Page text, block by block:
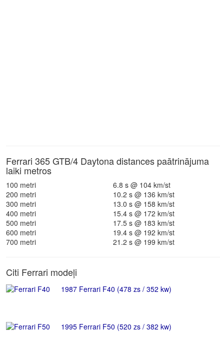
Ferrari 365 GTB/4 Daytona distances paātrinājuma
laiki metros
100 metri
6.8 s @ 104 km/st
200 metri
10.2 s @ 136 km/st
300 metri
13.0 s @ 158 km/st
400 metri
15.4 s @ 172 km/st
500 metri
17.5 s @ 183 km/st
600 metri
19.4 s @ 192 km/st
700 metri
21.2 s @ 199 km/st
Citi Ferrari modeļi
1987 Ferrari F40 (478 zs / 352 kw)
1995 Ferrari F50 (520 zs / 382 kw)